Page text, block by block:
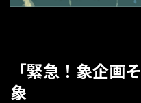
「緊急！象企画
象